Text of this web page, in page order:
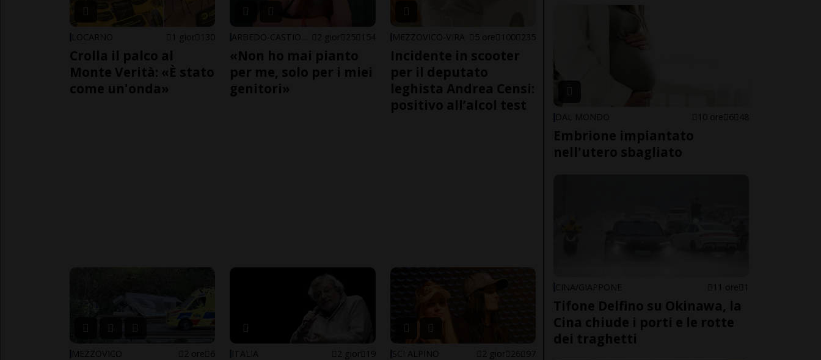
LOCARNO 1 gior 130
Crolla il palco al
Monte Verità: «È stato
come un'onda»
2 gior 25 154
«Non ho mai pianto
per me, solo per i miei
genitori»
MEZZOVICO-VIRA 5 ore 100 235
Incidente in scooter
per il deputato
leghista Andrea Censi:
positivo all’alcol test
MEZZOVICO 2 ore 6 ITALIA 2 gior 19 SCI ALPINO 2 gior 26 97
DAL MONDO 10 ore 6 48
Embrione impiantato
nell'utero sbagliato
CINA/GIAPPONE 11 ore 1
Tifone Delfino su Okinawa, la
Cina chiude i porti e le rotte
dei traghetti